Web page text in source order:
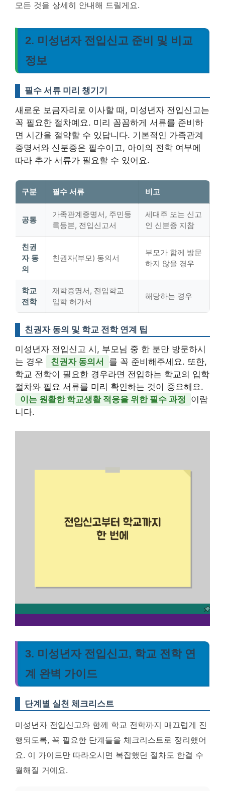
모든 것을 상세히 안내해 드릴게요.
2. 미성년자 전입신고 준비 및 비교
정보
필수 서류 미리 챙기기
새로운 보금자리로 이사할 때, 미성년자 전입신고는
꼭 필요한 절차예요. 미리 꼼꼼하게 서류를 준비하
면 시간을 절약할 수 있답니다. 기본적인 가족관계
증명서와 신분증은 필수이고, 아이의 전학 여부에
따라 추가 서류가 필요할 수 있어요.
구분 필수 서류 비고
공통
가족관계증명서, 주민등
록등본, 전입신고서
세대주 또는 신고
인 신분증 지참
친권
자 동
의
친권자(부모) 동의서
부모가 함께 방문
하지 않을 경우
학교
전학
재학증명서, 전입학교
입학 허가서
해당하는 경우
친권자 동의 및 학교 전학 연계 팁
미성년자 전입신고 시, 부모님 중 한 분만 방문하시
는 경우
친권자 동의서
를 꼭 준비해주세요. 또한,
학교 전학이 필요한 경우라면 전입하는 학교의 입학
절차와 필요 서류를 미리 확인하는 것이 중요해요.
이는 원활한 학교생활 적응을 위한 필수 과정
이랍
니다.
3. 미성년자 전입신고, 학교 전학 연
계 완벽 가이드
단계별 실천 체크리스트
미성년자 전입신고와 함께 학교 전학까지 매끄럽게 진
행되도록, 꼭 필요한 단계들을 체크리스트로 정리했어
요. 이 가이드만 따라오시면 복잡했던 절차도 한결 수
월해질 거예요.